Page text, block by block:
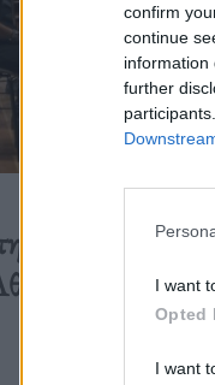
confirm
continue
information
further
I want
Opted
I want
Φιλαρμονικής
Διαβάστε